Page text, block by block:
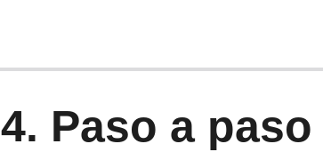
4. Paso a paso